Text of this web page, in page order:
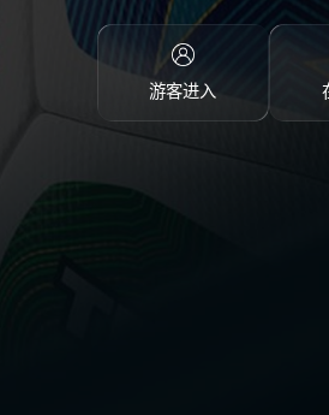
游客进入